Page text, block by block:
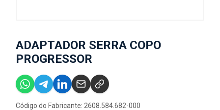
ADAPTADOR SERRA COPO
PROGRESSOR
Código do Fabricante: 2608.584.682-000